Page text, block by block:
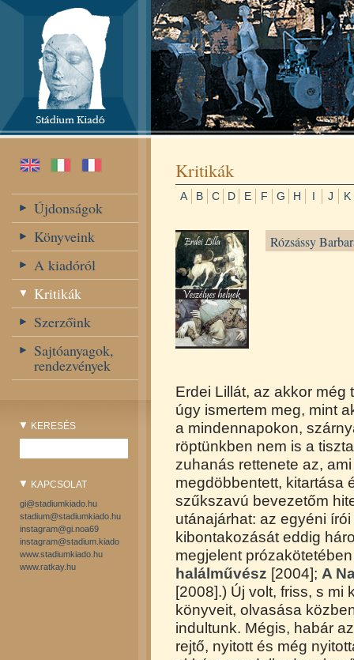
Újdonságok
Könyveink
A kiadóról
Kritikák
Szerzőink
Sajtóanyagok,
rendezvények
KERESÉS
KAPCSOLAT
gi@stadiumkiado.hu
stadium@stadiumkiado.hu
instagram@gi.noa69
instagram@stadium.kiado
www.stadiumkiado.hu
www.ratkay.hu
Kritikák
A B C D E F G H I J K
Rózsássy
Erdei Lillát, az akkor
úgy ismertem meg, mint
a mindennapokon,
röptünkben nem is a
zuhanás rettenete az,
megdöbbentett, kitartása
szűkszavú bevezetőm
utánajárhat: az egyéni
kibontakozását eddig
megjelent
halálművész [2004]; A
[2008].) Új volt, friss, s
könyveit, olvasása
indultunk. Mégis, habár
rejtő, nyitott és még